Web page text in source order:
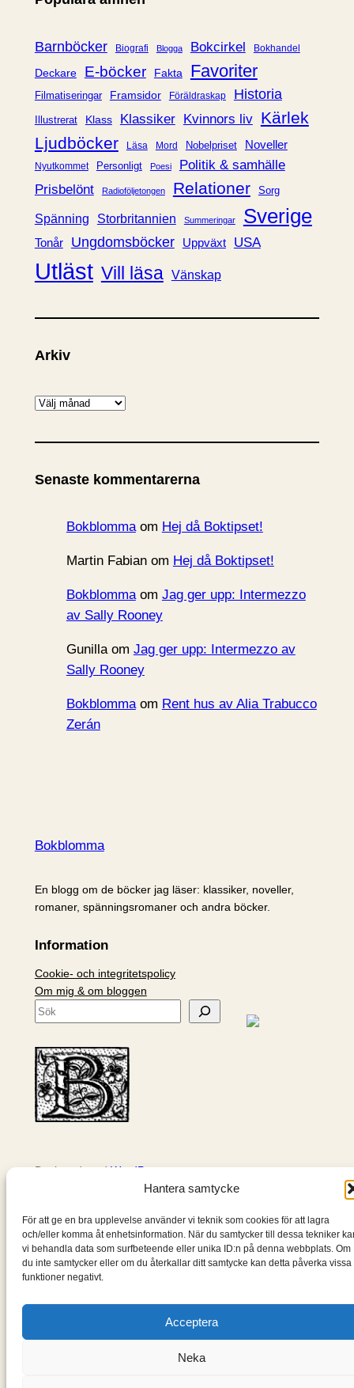
Hantera samtycke
För att ge en bra upplevelse använder vi teknik som cookies för att lagra
och/eller komma åt enhetsinformation. När du samtycker till dessa tekniker
vi behandla data som surfbeteende eller unika ID:n på denna webbplats. Om
du inte samtycker eller om du återkallar ditt samtycke kan detta påverka vissa
funktioner negativt.
Acceptera
Neka
g
r
i
Barnböcker Biografi Blogga Bokcirkel Bokhandel
Deckare E-böcker Fakta Favoriter
Filmatiseringar Framsidor Föräldraskap Historia
Illustrerat Klass Klassiker Kvinnors liv Kärlek
Ljudböcker
Läsa Mord Nobelpriset Noveller
Nyutkommet Personligt Poesi
Politik & samhälle
Prisbelönt
Radioföljetongen Relationer Sorg
Spänning Storbritannien Summeringar Sverige
Tonår Ungdomsböcker Uppväxt USA
Utläst Vill läsa Vänskap
Arkiv
A
k
v
Senaste kommentarerna
Bokblommaom Hej då Boktipset!
Martin Fabianom Hej då Boktipset!
Bokblommaom Jag ger upp: Intermezzo
av Sally Rooney
Gunillaom Jag ger upp: Intermezzo av
Sally Rooney
Bokblommaom Rent hus av Alia Trabucco
Zerán
Bokblomma
En blogg om de böcker jag läser: klassiker, noveller,
romaner, spänningsromaner och andra böcker.
Information
Cookie- och integritetspolicy
Om mig & om bloggen
S
k
Designad medWordPress